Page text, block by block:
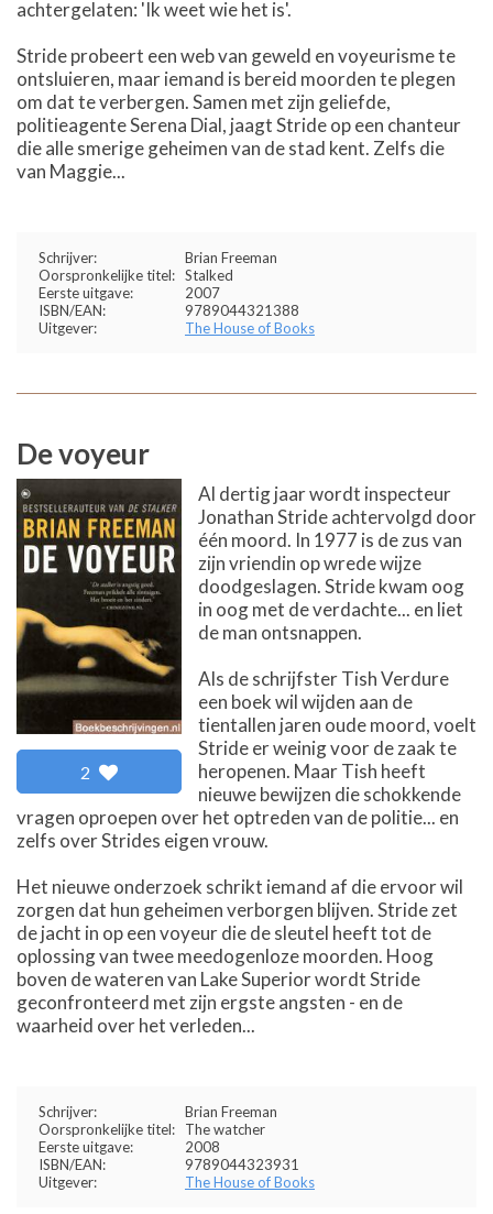
achtergelaten: 'Ik weet wie het is'.
Stride probeert een web van geweld en voyeurisme te
ontsluieren, maar iemand is bereid moorden te plegen
om dat te verbergen. Samen met zijn geliefde,
politieagente Serena Dial, jaagt Stride op een chanteur
die alle smerige geheimen van de stad kent. Zelfs die
van Maggie...
Schrijver:
Brian Freeman
Oorspronkelijke titel: Stalked
Eerste uitgave:
2007
ISBN/EAN:
9789044321388
Uitgever:
The House of Books
De voyeur
2
Al dertig jaar wordt inspecteur
Jonathan Stride achtervolgd door
één moord. In 1977 is de zus van
zijn vriendin op wrede wijze
doodgeslagen. Stride kwam oog
in oog met de verdachte... en liet
de man ontsnappen.
Als de schrijfster Tish Verdure
een boek wil wijden aan de
tientallen jaren oude moord, voelt
Stride er weinig voor de zaak te
heropenen. Maar Tish heeft
nieuwe bewijzen die schokkende
vragen oproepen over het optreden van de politie... en
zelfs over Strides eigen vrouw.
Het nieuwe onderzoek schrikt iemand af die ervoor wil
zorgen dat hun geheimen verborgen blijven. Stride zet
de jacht in op een voyeur die de sleutel heeft tot de
oplossing van twee meedogenloze moorden. Hoog
boven de wateren van Lake Superior wordt Stride
geconfronteerd met zijn ergste angsten - en de
waarheid over het verleden...
Schrijver:
Brian Freeman
Oorspronkelijke titel:
The watcher
Eerste uitgave:
2008
ISBN/EAN:
9789044323931
Uitgever:
The House of Books